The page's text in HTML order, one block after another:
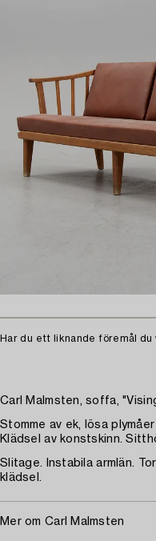
Har du ett liknande föremål
Carl Malmsten, soffa,
Stomme av ek, lösa
Klädsel av konstskinn.
Slitage. Instabila armlän.
klädsel.
Mer om Carl Malmsten